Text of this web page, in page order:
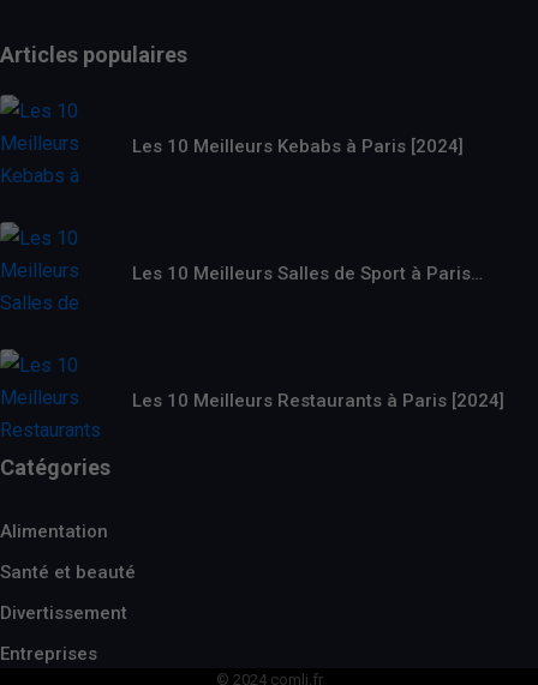
Articles populaires
Les 10 Meilleurs Kebabs à Paris [2024]
Les 10 Meilleurs Salles de Sport à Paris…
Les 10 Meilleurs Restaurants à Paris [2024]
Catégories
Alimentation
Santé et beauté
Divertissement
Entreprises
© 2024 comli.fr